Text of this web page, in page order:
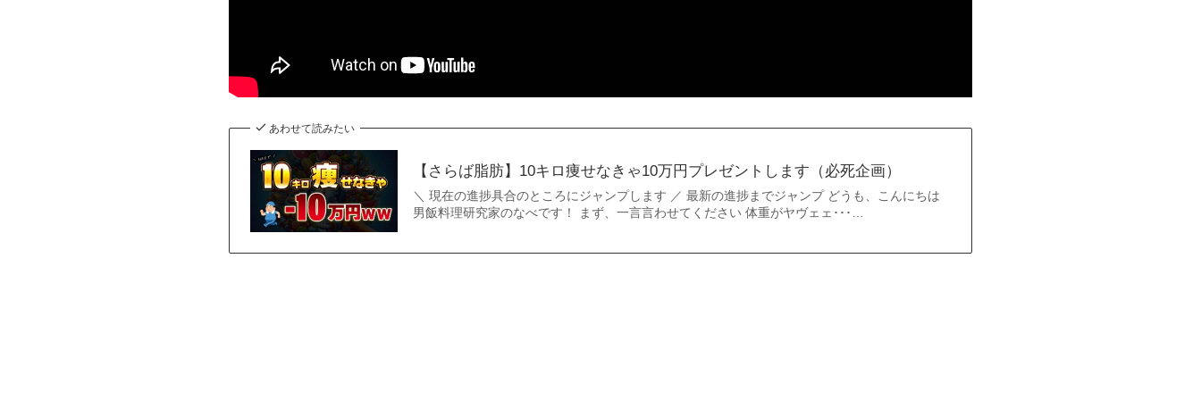
あわせて読みたい
【さらば脂肪】10キロ痩せなきゃ10万円プレゼントします（必死企画）
＼ 現在の進捗具合のところにジャンプします ／ 最新の進捗までジャンプ どうも、こんにちは
男飯料理研究家のなべです！ まず、一言言わせてください 体重がヤヴェェ･･･…